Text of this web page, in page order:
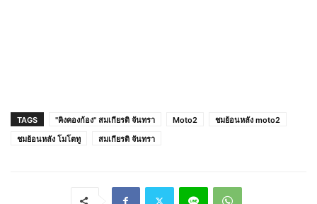
TAGS "คิงคองก้อง" สมเกียรติ จันทรา Moto2
ชมย้อนหลัง moto2
ชมย้อนหลัง โมโตทู
สมเกียรติ จันทรา